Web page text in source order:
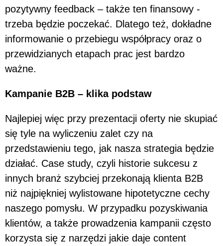
pozytywny feedback – także ten finansowy -
trzeba będzie poczekać. Dlatego też, dokładne
informowanie o przebiegu współpracy oraz o
przewidzianych etapach prac jest bardzo
ważne.
Kampanie B2B – klika podstaw
Najlepiej więc przy prezentacji oferty nie skupiać
się tyle na wyliczeniu zalet czy na
przedstawieniu tego, jak nasza strategia będzie
działać. Case study, czyli historie sukcesu z
innych branż szybciej przekonają klienta B2B
niż najpiękniej wylistowane hipotetyczne cechy
naszego pomysłu. W przypadku pozyskiwania
klientów, a także prowadzenia kampanii często
korzysta się z narzędzi jakie daje content